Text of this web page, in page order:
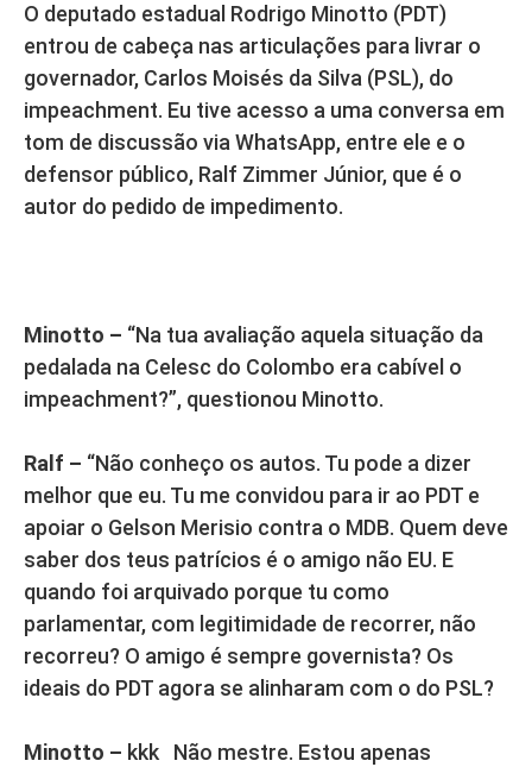
O deputado estadual Rodrigo Minotto (PDT)
entrou de cabeça nas articulações para livrar o
governador, Carlos Moisés da Silva (PSL), do
impeachment. Eu tive acesso a uma conversa em
tom de discussão via WhatsApp, entre ele e o
defensor público, Ralf Zimmer Júnior, que é o
autor do pedido de impedimento.
Minotto – “Na tua avaliação aquela situação da
pedalada na Celesc do Colombo era cabível o
impeachment?”, questionou Minotto.
Ralf – “Não conheço os autos. Tu pode a dizer
melhor que eu. Tu me convidou para ir ao PDT e
apoiar o Gelson Merisio contra o MDB. Quem deve
saber dos teus patrícios é o amigo não EU. E
quando foi arquivado porque tu como
parlamentar, com legitimidade de recorrer, não
recorreu? O amigo é sempre governista? Os
ideais do PDT agora se alinharam com o do PSL?
Minotto – kkk Não mestre. Estou apenas